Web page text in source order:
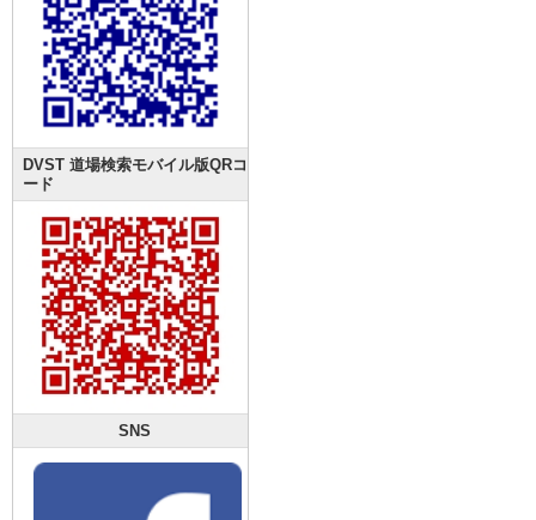
DVST 道場検索モバイル版QRコ
ード
SNS